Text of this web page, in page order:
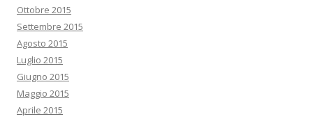
Ottobre 2015
Settembre 2015
Agosto 2015
Luglio 2015
Giugno 2015
Maggio 2015
Aprile 2015